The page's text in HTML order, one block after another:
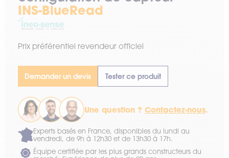
INS-BlueRead
Prix préférentiel revendeur officiel
Demander un devis Tester ce produit
Une question ? Contactez-nous.
Experts basés en France, disponibles du lundi au
vendredi, de 9h à 12h30 et de 13h30 à 17h.
Équipe certifiée par les plus grands constructeurs du